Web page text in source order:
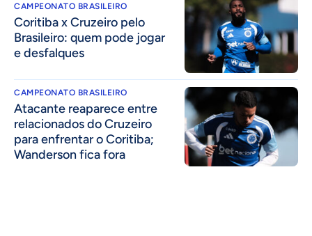
CAMPEONATO BRASILEIRO
Coritiba x Cruzeiro pelo
Brasileiro: quem pode jogar
e desfalques
CAMPEONATO BRASILEIRO
Atacante reaparece entre
relacionados do Cruzeiro
para enfrentar o Coritiba;
Wanderson fica fora